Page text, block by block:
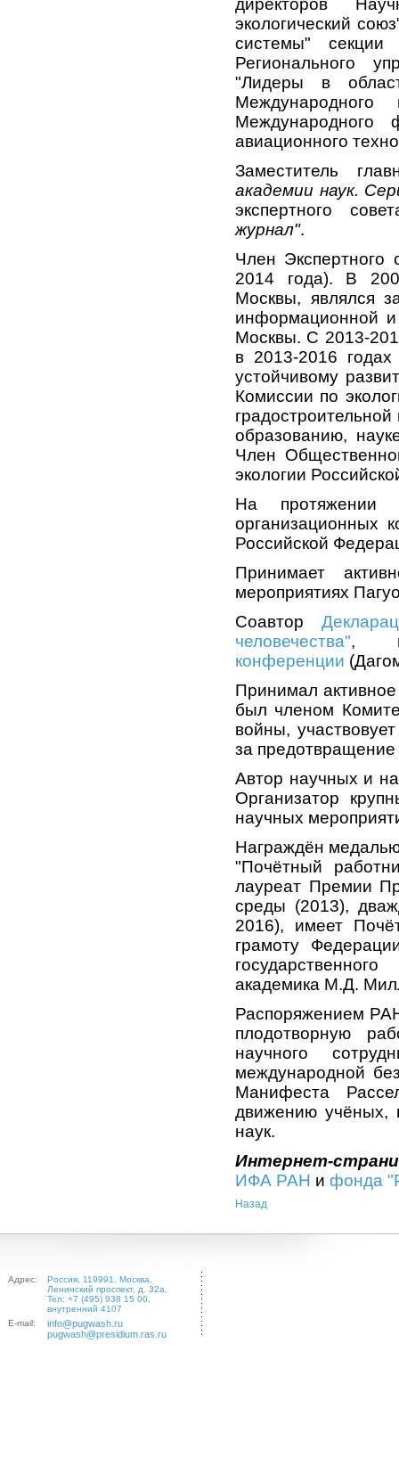
директоров
экологический
системы"
Регионального
"Лидеры в
Международного
Международного
авиационного
Заместитель
академии наук.
экспертного
журнал".
Член Экспертного
2014 года). В
Москвы, являлся
информационной и
Москвы. С 2013-
в 2013-2016 годах
устойчивому
Комиссии по
образованию,
Член
экологии
На протяжении
организационных
Российской
Принимает
мероприятиях
Соавтор
человечества",
конференции
Принимал
был членом
войны,
за
Автор научных и
Организатор
научных
Награждён
"Почётный
лауреат Премии
среды (2013),
2016), имеет
грамоту
академика М.Д.
Распоряжением
плодотворную
научного
международной
Манифеста
движению учёных,
наук.
Интернет-
ИФА РАН и фонда
Назад
Адрес:
Россия, 119991, Москва,
Ленинский проспект, д. 32а,
Тел: +7 (495) 938 15 00,
внутренний 4107
E-mail:
info@pugwash.ru
pugwash@presidium.ras.ru